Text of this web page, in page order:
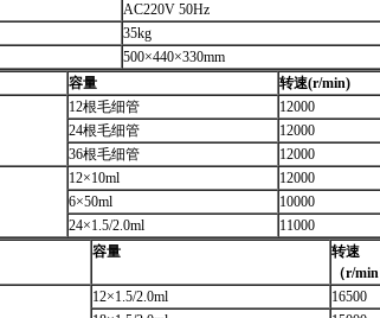
AC220V 50Hz
35kg
500×440×330mm
容量 转速(r/min)
12根毛细管
12000
24根毛细管
12000
36根毛细管
12000
12×10ml 12000
6×50ml
10000
24×1.5/2.0ml
11000
容量
转速
（r/min
12×1.5/2.0ml 16500